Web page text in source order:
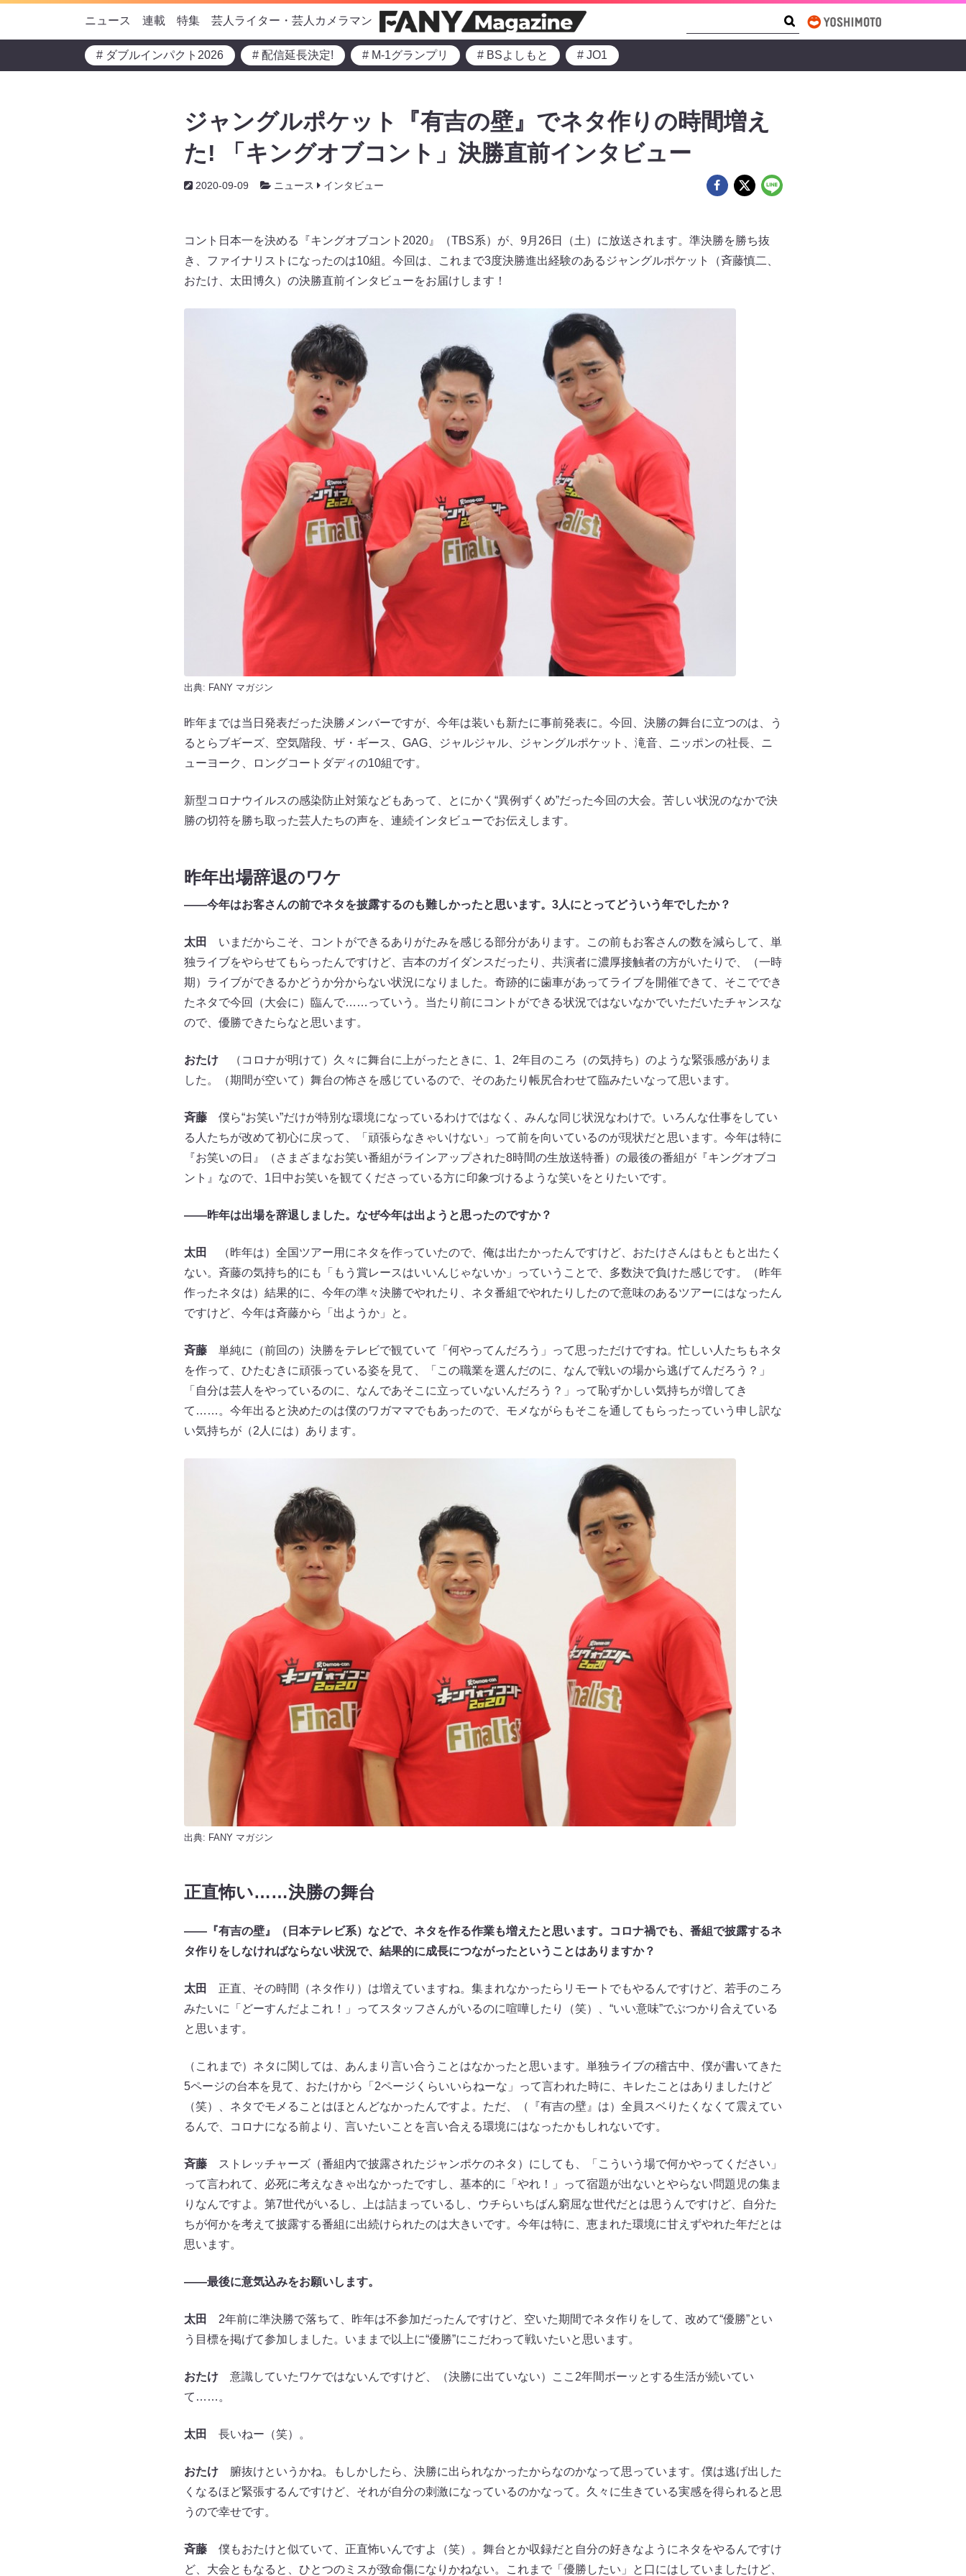
ニュース 連載 特集 芸人ライター・芸人カメラマン
# ダブルインパクト2026 # 配信延長決定! # M-1グランプリ # BSよしもと # JO1
ジャングルポケット『有吉の壁』でネタ作りの時間増え
た! 「キングオブコント」決勝直前インタビュー
2020-09-09 ニュース インタビュー
コント日本一を決める『キングオブコント2020』（TBS系）が、9月26日（土）に放送されます。準決勝を勝ち抜
き、ファイナリストになったのは10組。今回は、これまで3度決勝進出経験のあるジャングルポケット（斉藤慎二、
おたけ、太田博久）の決勝直前インタビューをお届けします！
出典: FANY マガジン
昨年までは当日発表だった決勝メンバーですが、今年は装いも新たに事前発表に。今回、決勝の舞台に立つのは、う
るとらブギーズ、空気階段、ザ・ギース、GAG、ジャルジャル、ジャングルポケット、滝音、ニッポンの社長、ニ
ューヨーク、ロングコートダディの10組です。
新型コロナウイルスの感染防止対策などもあって、とにかく“異例ずくめ”だった今回の大会。苦しい状況のなかで決
勝の切符を勝ち取った芸人たちの声を、連続インタビューでお伝えします。
昨年出場辞退のワケ
――今年はお客さんの前でネタを披露するのも難しかったと思います。3人にとってどういう年でしたか？
太田
いまだからこそ、コントができるありがたみを感じる部分があります。この前もお客さんの数を減らして、単
独ライブをやらせてもらったんですけど、吉本のガイダンスだったり、共演者に濃厚接触者の方がいたりで、（一時
期）ライブができるかどうか分からない状況になりました。奇跡的に歯車があってライブを開催できて、そこででき
たネタで今回（大会に）臨んで……っていう。当たり前にコントができる状況ではないなかでいただいたチャンスな
ので、優勝できたらなと思います。
おたけ（コロナが明けて）久々に舞台に上がったときに、1、2年目のころ（の気持ち）のような緊張感がありま
した。（期間が空いて）舞台の怖さを感じているので、そのあたり帳尻合わせて臨みたいなって思います。
斉藤僕ら“お笑い”だけが特別な環境になっているわけではなく、みんな同じ状況なわけで。いろんな仕事をしてい
る人たちが改めて初心に戻って、「頑張らなきゃいけない」って前を向いているのが現状だと思います。今年は特に
『お笑いの日』（さまざまなお笑い番組がラインアップされた8時間の生放送特番）の最後の番組が『キングオブコ
ント』なので、1日中お笑いを観てくださっている方に印象づけるような笑いをとりたいです。
――昨年は出場を辞退しました。なぜ今年は出ようと思ったのですか？
太田
（昨年は）全国ツアー用にネタを作っていたので、俺は出たかったんですけど、おたけさんはもともと出たく
ない。斉藤の気持ち的にも「もう賞レースはいいんじゃないか」っていうことで、多数決で負けた感じです。（昨年
作ったネタは）結果的に、今年の準々決勝でやれたり、ネタ番組でやれたりしたので意味のあるツアーにはなったん
ですけど、今年は斉藤から「出ようか」と。
斉藤単純に（前回の）決勝をテレビで観ていて「何やってんだろう」って思っただけですね。忙しい人たちもネタ
を作って、ひたむきに頑張っている姿を見て、「この職業を選んだのに、なんで戦いの場から逃げてんだろう？」
「自分は芸人をやっているのに、なんであそこに立っていないんだろう？」って恥ずかしい気持ちが増してき
て……。今年出ると決めたのは僕のワガママでもあったので、モメながらもそこを通してもらったっていう申し訳な
い気持ちが（2人には）あります。
出典: FANY マガジン
正直怖い……決勝の舞台
――『有吉の壁』（日本テレビ系）などで、ネタを作る作業も増えたと思います。コロナ禍でも、番組で披露するネ
タ作りをしなければならない状況で、結果的に成長につながったということはありますか？
太田
正直、その時間（ネタ作り）は増えていますね。集まれなかったらリモートでもやるんですけど、若手のころ
みたいに「どーすんだよこれ！」ってスタッフさんがいるのに喧嘩したり（笑）、“いい意味”でぶつかり合えている
と思います。
（これまで）ネタに関しては、あんまり言い合うことはなかったと思います。単独ライブの稽古中、僕が書いてきた
5ページの台本を見て、おたけから「2ページくらいいらねーな」って言われた時に、キレたことはありましたけど
（笑）、ネタでモメることはほとんどなかったんですよ。ただ、（『有吉の壁』は）全員スベりたくなくて震えてい
るんで、コロナになる前より、言いたいことを言い合える環境にはなったかもしれないです。
斉藤ストレッチャーズ（番組内で披露されたジャンポケのネタ）にしても、「こういう場で何かやってください」
って言われて、必死に考えなきゃ出なかったですし、基本的に「やれ！」って宿題が出ないとやらない問題児の集ま
りなんですよ。第7世代がいるし、上は詰まっているし、ウチらいちばん窮屈な世代だとは思うんですけど、自分た
ちが何かを考えて披露する番組に出続けられたのは大きいです。今年は特に、恵まれた環境に甘えずやれた年だとは
思います。
――最後に意気込みをお願いします。
太田
2年前に準決勝で落ちて、昨年は不参加だったんですけど、空いた期間でネタ作りをして、改めて“優勝”とい
う目標を掲げて参加しました。いままで以上に“優勝”にこだわって戦いたいと思います。
おたけ意識していたワケではないんですけど、（決勝に出ていない）ここ2年間ボーッとする生活が続いてい
て……。
太田 長いねー（笑）。
おたけ腑抜けというかね。もしかしたら、決勝に出られなかったからなのかなって思っています。僕は逃げ出した
くなるほど緊張するんですけど、それが自分の刺激になっているのかなって。久々に生きている実感を得られると思
うので幸せです。
斉藤僕もおたけと似ていて、正直怖いんですよ（笑）。舞台とか収録だと自分の好きなようにネタをやるんですけ
ど、大会ともなると、ひとつのミスが致命傷になりかねない。これまで「優勝したい」と口にはしていましたけど、